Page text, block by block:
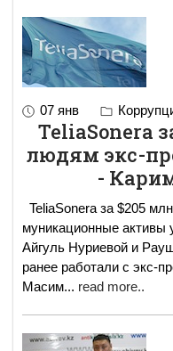
07 янв
TeliaSonera
людям экс-
-
TeliaSonera за $205
муникационные активы
Айгуль Нуриевой и
ранее работали с экс-
Масим... read more..